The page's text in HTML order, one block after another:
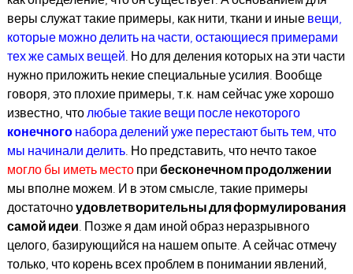
веры служат такие примеры, как нити, ткани и иные вещи,
которые можно делить на части, остающиеся примерами
тех же самых вещей . Но для деления которых на эти части
нужно приложить некие специальные усилия. Вообще
говоря, это плохие примеры, т.к. нам сейчас уже хорошо
известно, что любые такие вещи после некоторого
конечногонабора делений уже перестают быть тем, что
мы начинали делить. Но представить, что нечто такое
могло бы иметь местопри бесконечном продолжении
мы вполне можем. И в этом смысле, такие примеры
достаточноудовлетворительны для формулирования
самой идеи . Позже я дам иной образ неразрывного
целого, базирующийся на нашем опыте. А сейчас отмечу
только, что корень всех проблем в понимании явлений,